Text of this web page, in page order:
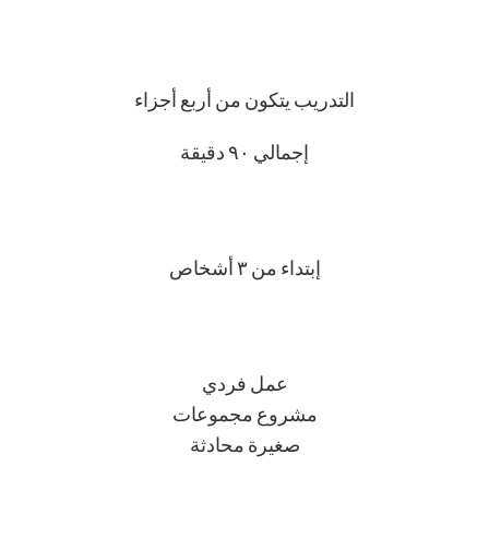
التدريب يتكون من أربع أجزاء
إجمالي ٩٠ دقيقة
إبتداء من ٣ أشخاص
عمل فردي
مشروع مجموعات
صغيرة محادثة